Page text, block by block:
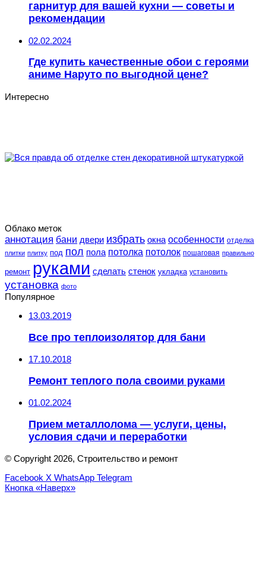
гарнитур для вашей кухни — советы и
рекомендации
02.02.2024
Где купить качественные обои с героями
аниме Наруто по выгодной цене?
Интересно
Облако меток
аннотация бани двери избрать окна особенности отделка
плитки плитку под пол пола потолка потолок пошаговая правильно
ремонт руками сделать стенок укладка установить
установка фото
Популярное
13.03.2019
Все про теплоизолятор для бани
17.10.2018
Ремонт теплого пола своими руками
01.02.2024
Прием металлолома — услуги, цены,
условия сдачи и переработки
© Copyright 2026, Строительство и ремонт
Facebook X WhatsApp Telegram
Кнопка «Наверх»